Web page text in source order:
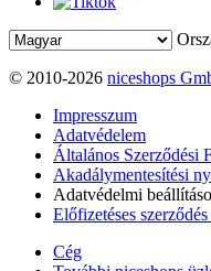
© 2010-2026 niceshops
Impresszum
Adatvédelem
Általános Szerződési
Akadálymentesítési
Adatvédelmi
Előfizetéses
Cég